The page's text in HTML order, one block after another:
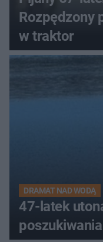
Rozpędzony
w traktor
DRAMAT NAD WODĄ
47-latek